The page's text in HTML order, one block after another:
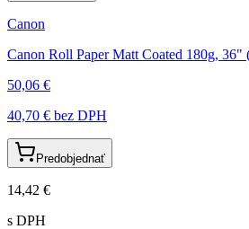
Canon
Canon Roll Paper Matt Coated 180g, 36"
50,06 €
40,70 € bez DPH
Predobjednať
14,42 €
s DPH